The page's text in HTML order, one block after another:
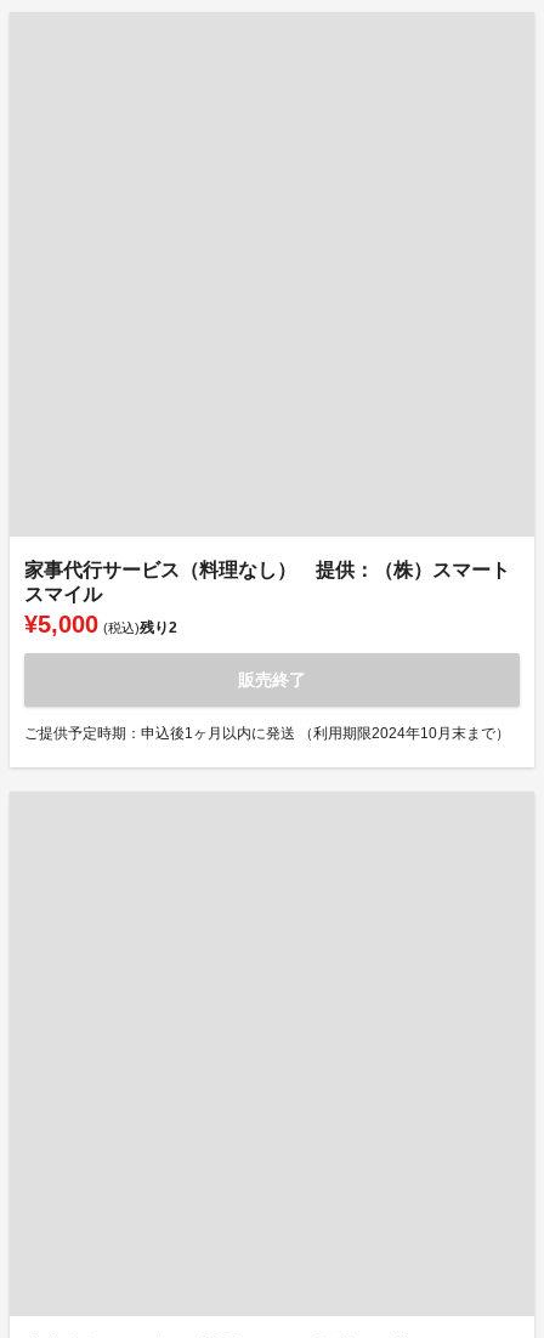
家事代行サービス（料理なし） 提供：（株）スマート
スマイル
¥5,000 (税込)残り2
販売終了
ご提供予定時期：申込後1ヶ月以内に発送 （利用期限2024年10月末まで）